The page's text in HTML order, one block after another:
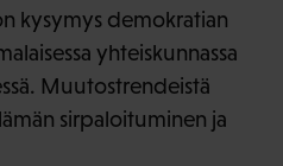
kysymys demokratian
yhteiskunnassa
Muutostrendeistä
sirpaloituminen ja